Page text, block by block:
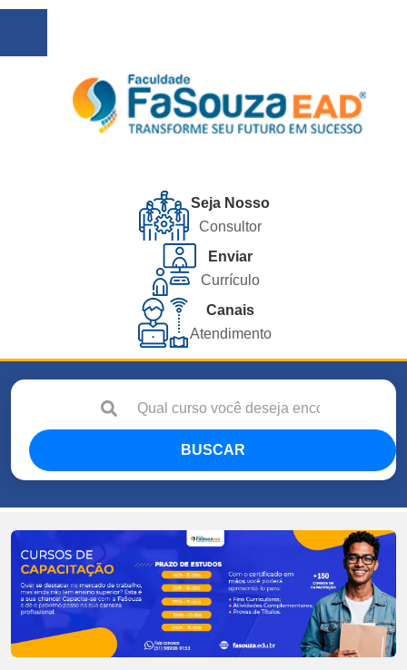
Seja Nosso
Consultor
Enviar
Currículo
Canais
Atendimento
BUSCAR